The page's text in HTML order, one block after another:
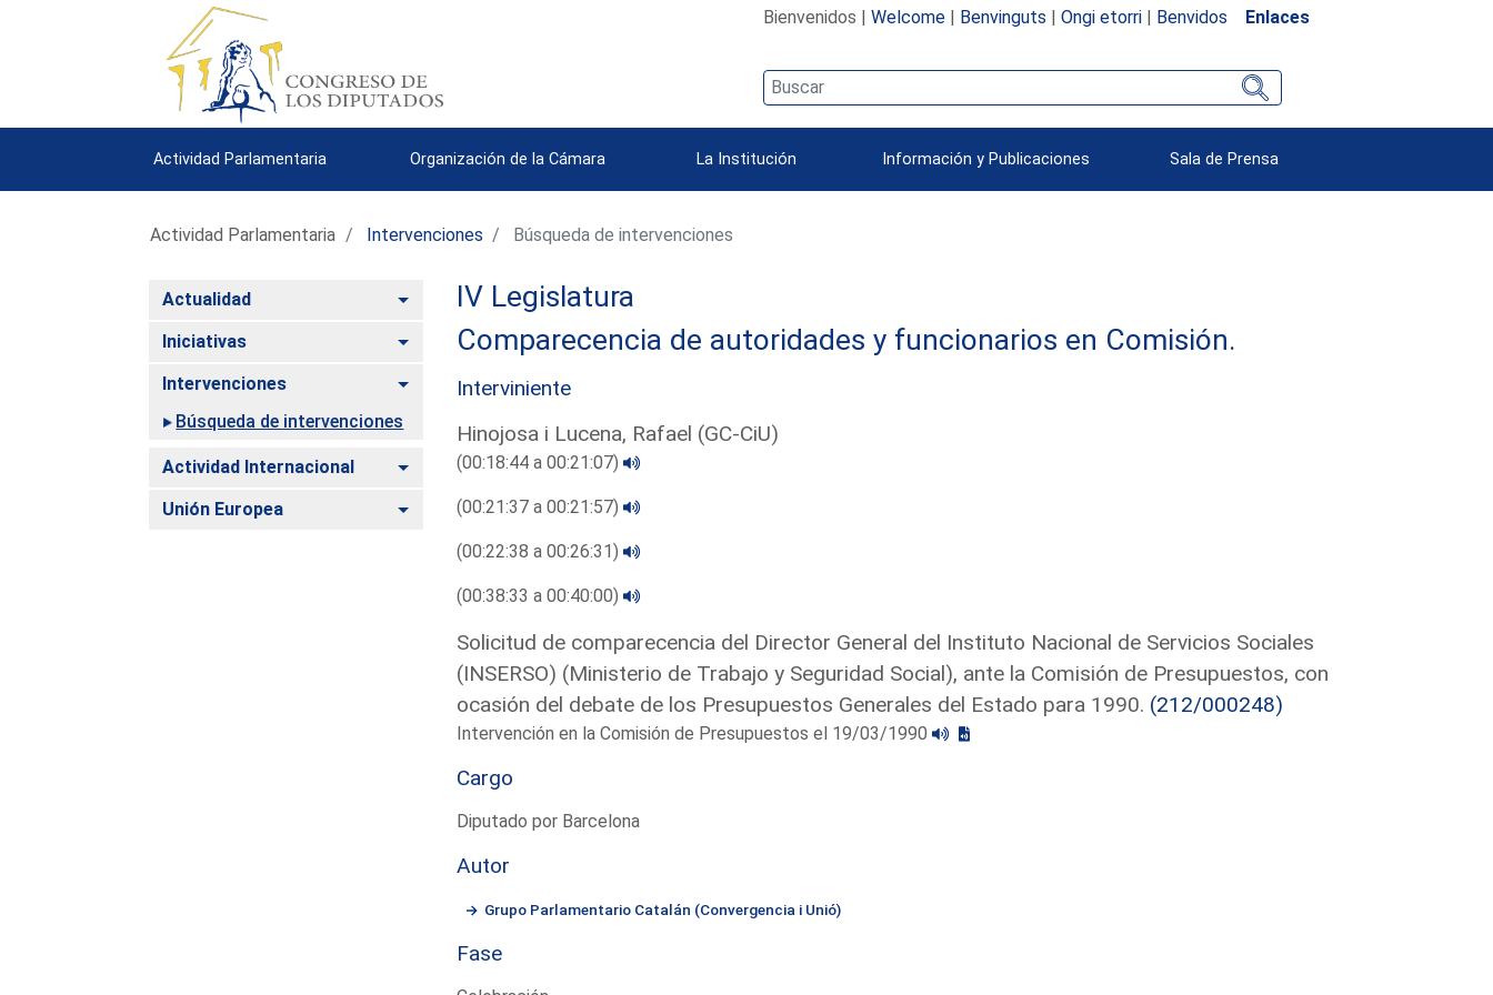
Bienvenidos | Welcome| Benvinguts | Ongi etorri| Benvidos Enlaces
Actividad Parlamentaria Organización de la Cámara La Institución Información y Publicaciones Sala de Prensa
Actividad Parlamentaria Intervenciones Búsqueda de intervenciones
Actualidad Alternar
Iniciativas Alternar
Intervenciones
Alternar
Búsqueda de intervenciones
Actividad Internacional Alternar
Unión Europea Alternar
IV Legislatura
Comparecencia de autoridades y funcionarios en Comisión.
Interviniente
Hinojosa i Lucena, Rafael (GC-CiU)
(00:18:44 a 00:21:07)
(00:21:37 a 00:21:57)
(00:22:38 a 00:26:31)
(00:38:33 a 00:40:00)
Solicitud de comparecencia del Director General del Instituto Nacional de Servicios Sociales
(INSERSO) (Ministerio de Trabajo y Seguridad Social), ante la Comisión de Presupuestos, con
ocasión del debate de los Presupuestos Generales del Estado para 1990. (212/000248)
Intervención en la Comisión de Presupuestos el 19/03/1990
Cargo
Diputado por Barcelona
Autor
Grupo Parlamentario Catalán (Convergencia i Unió)
Fase